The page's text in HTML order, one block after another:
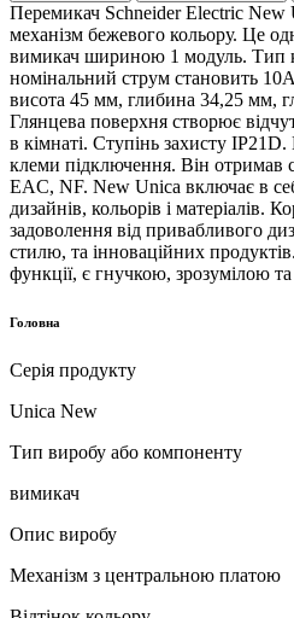
Перемикач Schneider Electric
механізм бежевого кольору. Це
вимикач шириною 1 модуль. Тип
номінальний струм становить
висота 45 мм, глибина 34,25 мм,
Глянцева поверхня створює
в кімнаті. Ступінь захисту
клеми підключення. Він отримав
EAC, NF. New Unica включає в
дизайнів, кольорів і матеріалів.
задоволення від привабливого
стилю, та інноваційних
функції, є гнучкою, зрозумілою
Головна
Серія продукту
Unica New
Тип виробу або компоненту
вимикач
Опис виробу
Механізм з центральною платою